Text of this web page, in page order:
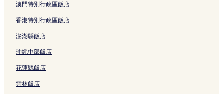
澳門特別行政區飯店
香港特別行政區飯店
澎湖縣飯店
沖繩中部飯店
花蓮縣飯店
雲林飯店